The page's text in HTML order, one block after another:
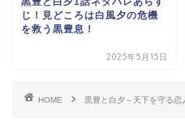
じ！見どころは白風夕の危機
を救う黒豊息！
2025年5月15日
HOME 黒豊と白夕～天下を守る恋